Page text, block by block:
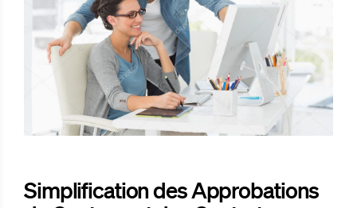
Simplification des Approbations